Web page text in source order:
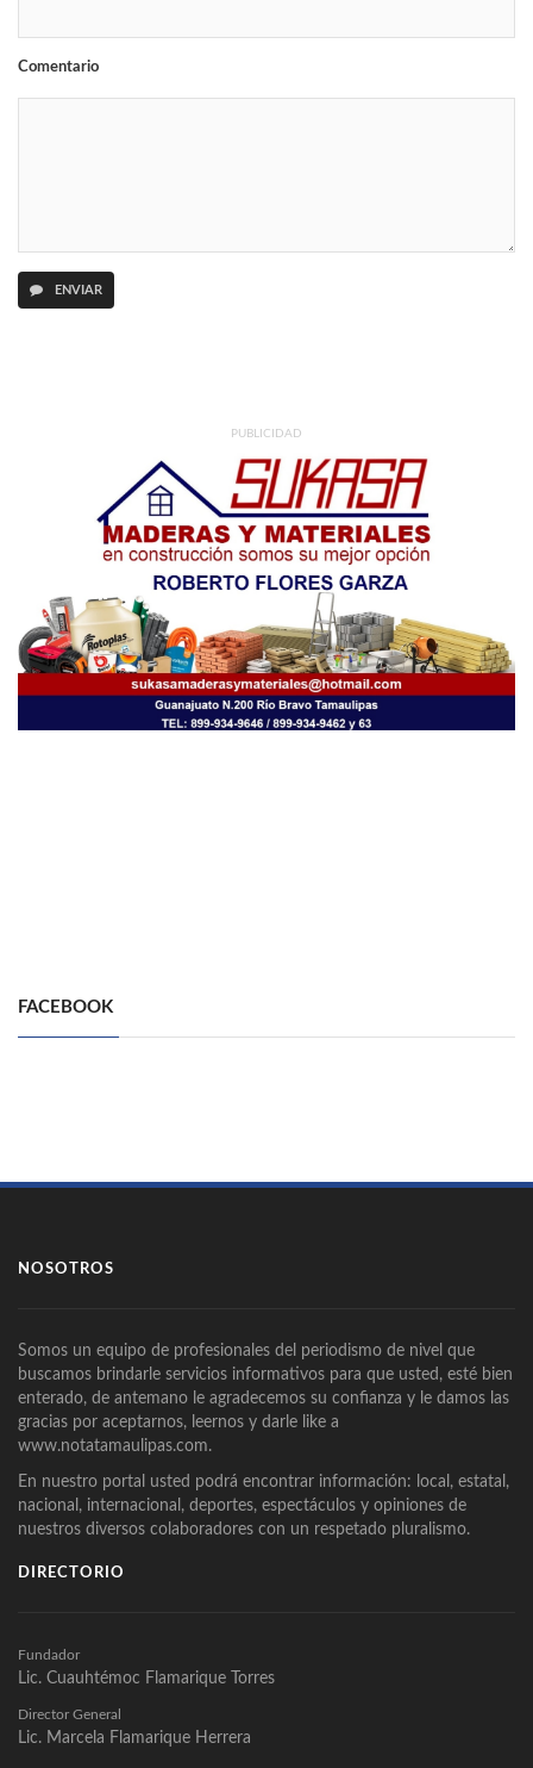
Comentario
ENVIAR
PUBLICIDAD
FACEBOOK
NOSOTROS
Somos un equipo de profesionales del periodismo de nivel que
buscamos brindarle servicios informativos para que usted, esté bien
enterado, de antemano le agradecemos su confianza y le damos las
gracias por aceptarnos, leernos y darle like a
www.notatamaulipas.com.
En nuestro portal usted podrá encontrar información: local, estatal,
nacional, internacional, deportes, espectáculos y opiniones de
nuestros diversos colaboradores con un respetado pluralismo.
DIRECTORIO
Fundador
Lic. Cuauhtémoc Flamarique Torres
Director General
Lic. Marcela Flamarique Herrera